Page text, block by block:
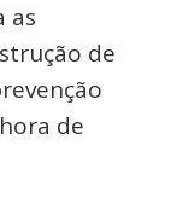
as
de
de